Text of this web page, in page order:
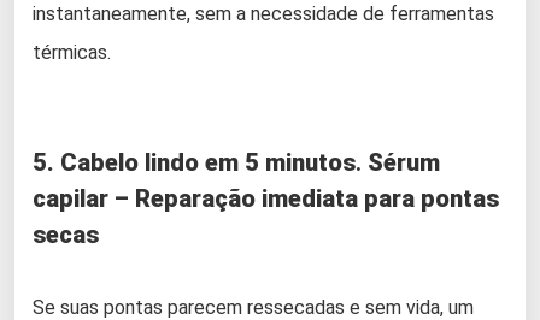
instantaneamente, sem a necessidade de ferramentas
térmicas.
5. Cabelo lindo em 5 minutos. Sérum
capilar – Reparação imediata para pontas
secas
Se suas pontas parecem ressecadas e sem vida, um